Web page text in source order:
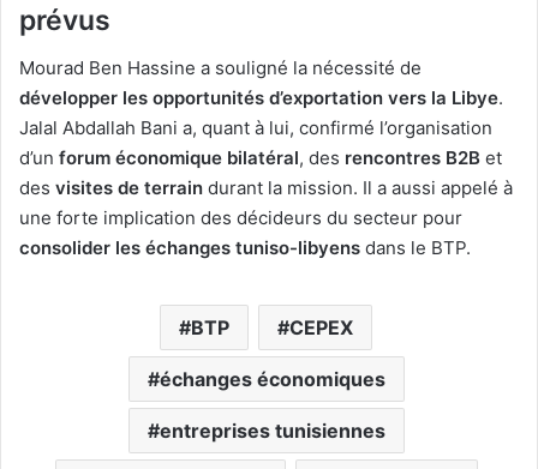
prévus
Mourad Ben Hassine a souligné la nécessité de
développer les opportunités d’exportation vers la Libye.
Jalal Abdallah Bani a, quant à lui, confirmé l’organisation
d’un forum économique bilatéral, des rencontres B2B et
des visites de terrain durant la mission. Il a aussi appelé à
une forte implication des décideurs du secteur pour
consolider les échanges tuniso-libyens dans le BTP.
BTP CEPEX
échanges économiques
entreprises tunisiennes